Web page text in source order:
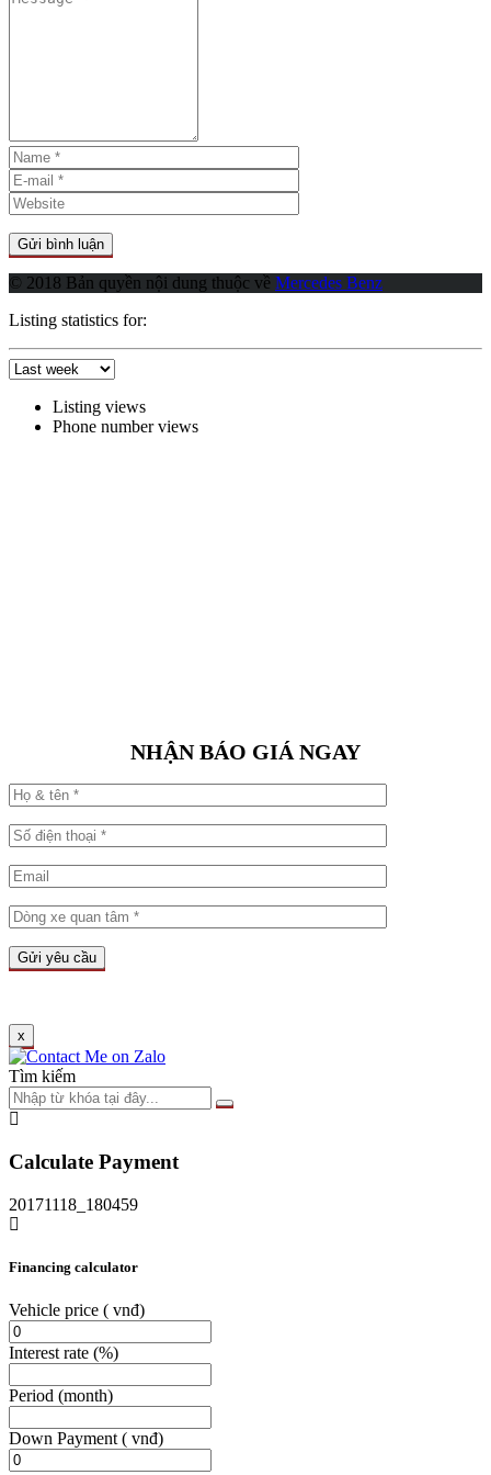
© 2018 Bản quyền nội dung thuộc về Mercedes Benz
Listing statistics for:
Listing views
Phone number views
NHẬN BÁO GIÁ NGAY
x
Tìm kiếm
Calculate Payment
20171118_180459
Financing calculator
Vehicle price ( vnđ)
Interest rate (%)
Period (month)
Down Payment ( vnđ)